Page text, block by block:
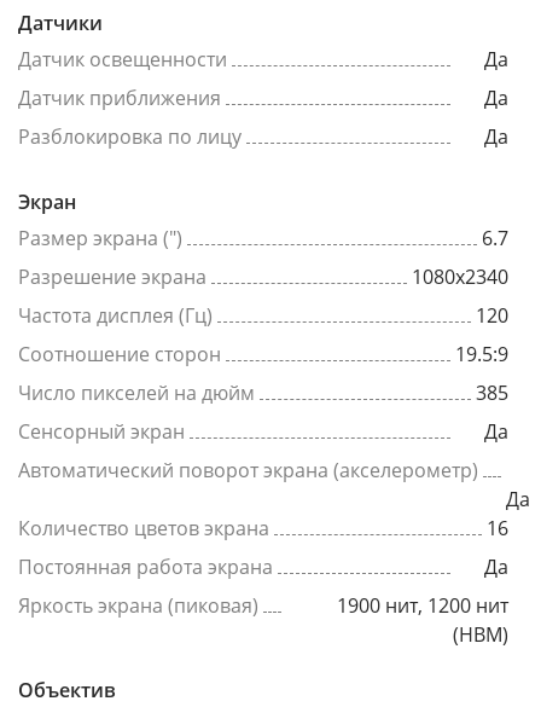
Датчики
Датчик освещенности
Да
Датчик приближения
Да
Разблокировка по лицу
Да
Экран
Размер экрана (")
6.7
Разрешение экрана
1080x2340
Частота дисплея (Гц)
120
Соотношение сторон
19.5:9
Число пикселей на дюйм
385
Сенсорный экран
Да
Автоматический поворот экрана (акселерометр)
Да
Количество цветов экрана
16
Постоянная работа экрана
Да
Яркость экрана (пиковая)
1900 нит, 1200 нит
(HBM)
Объектив